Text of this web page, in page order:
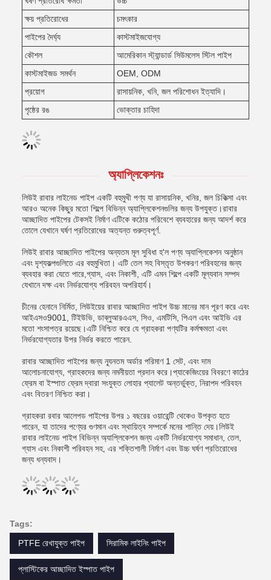
ক্ষয় প্রতিরোধের
চমৎকার
পাইপের দৈর্ঘ্য
কাস্টমাইজযোগ্য
কৌশল
আমেরিকান স্ট্যান্ডার্ড সিউমলেস স্টিল পাইপ
কাস্টমাইজড সমর্থন
OEM, ODM
প্রয়োগ
রাসায়নিক, খনি, জল পরিশোধন ইত্যাদি।
পৃষ্ঠের রঙ
ভোক্তার চাহিদা
অ্যাপ্লিকেশনঃ
লিউই রাবার লাইনেড পাইপ একটি বহুমুখী পণ্য যা রাসায়নিক, খনির, জল চিকিত্সা এবং
আরও অনেক কিছুর মতো শিল্পে বিভিন্ন অ্যাপ্লিকেশনগুলির জন্য উপযুক্ত।রাবার
আচ্ছাদিত পাইপের টেকসই নির্মাণ এটিকে কঠোর পরিবেশে ব্যবহারের জন্য আদর্শ করে
তোলে যেখানে ঘর্ষণ প্রতিরোধের অত্যন্ত গুরুত্বপূর্ণ.
লিউই রাবার আচ্ছাদিত পাইপের অন্যতম মূল সুবিধা হ'ল পণ্য অ্যাপ্লিকেশন অনুষ্ঠান
এবং দৃশ্যকল্পগুলিতে এর বহুমুখিতা। এটি তেল সহ বিস্তৃত উপকরণ পরিবহনের জন্য
ব্যবহার করা যেতে পারে,গ্যাস, এবং নিকাশী, এটি এমন শিল্পে একটি মূল্যবান সম্পদ
যেখানে দক্ষ এবং নির্ভরযোগ্য পরিবহন অপরিহার্য।
চীনের হেনানে নির্মিত, লিউইয়ের রাবার আচ্ছাদিত পাইপ উচ্চ মানের মান পূরণ করে এবং
আইএসও9001, টিইউভি, ডাব্লুআরএএস, সিও, এমটিসি, পিএল এবং আইভি এর
মতো শংসাপত্র রয়েছে।এটি নিশ্চিত করে যে গ্রাহকরা পণ্যটির কর্মক্ষমতা এবং
নির্ভরযোগ্যতার উপর নির্ভর করতে পারেন.
রাবার আচ্ছাদিত পাইপের জন্য ন্যূনতম অর্ডার পরিমাণ 1 সেট, এবং দাম
আলোচনাযোগ্য, গ্রাহকদের জন্য নমনীয়তা প্রদান করে।প্যাকেজিংয়ের বিবরণে কাঠের
ফ্রেম বা ইস্পাত ফ্রেম দ্বারা সংযুক্ত লোহার প্যালেট অন্তর্ভুক্ত, নিরাপদ পরিবহন
এবং বিতরণ নিশ্চিত করা।
গ্রাহকরা রবার আলেপড পাইপের উপর ১ বছরের ওয়ারেন্টি থেকেও উপকৃত হতে
পারেন, যা তাদের পণ্যের গুণমান এবং স্থায়িত্ব সম্পর্কে মনের শান্তি দেয়।লিউই
রাবার লাইনেড পাইপ বিভিন্ন অ্যাপ্লিকেশন জন্য একটি নির্ভরযোগ্য সমাধান, তেল,
গ্যাস এবং নিকাশী পরিবহন সহ, এর শক্তিশালী নির্মাণ এবং উচ্চ ঘর্ষণ প্রতিরোধের
জন্য ধন্যবাদ।
Tags:
PTFE রেখাযুক্ত পাইপ
সিরামিক লাইনিং পাইপ
প্লাস্টিকের আচ্ছাদিত ইস্পাত পাইপ